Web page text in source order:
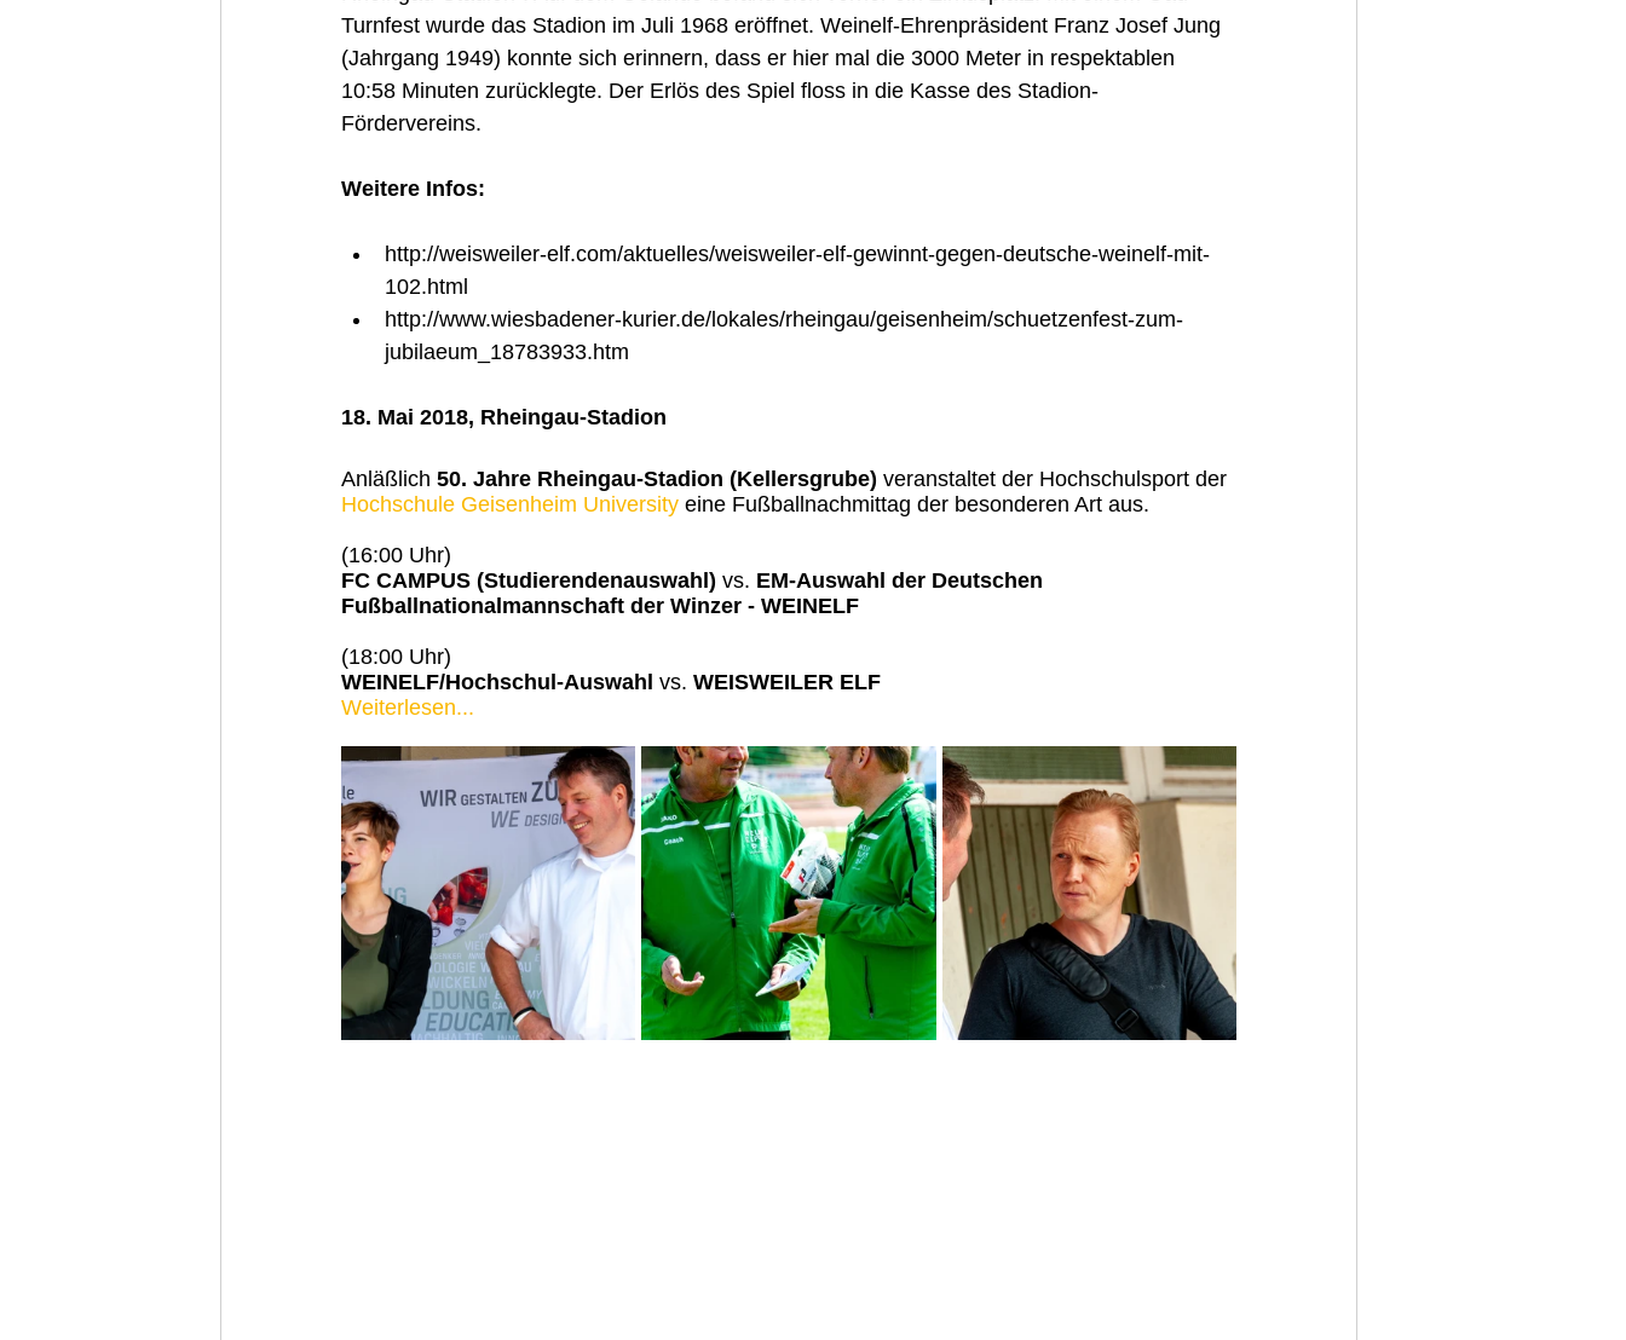
Turnfest wurde das Stadion im Juli 1968 eröffnet. Weinelf-Ehrenpräsident Franz Josef Jung
(Jahrgang 1949) konnte sich erinnern, dass er hier mal die 3000 Meter in respektablen
10:58 Minuten zurücklegte. Der Erlös des Spiel floss in die Kasse des Stadion-
Fördervereins.
Weitere Infos:
http://weisweiler-elf.com/aktuelles/weisweiler-elf-gewinnt-gegen-deutsche-weinelf-mit-
102.html
http://www.wiesbadener-kurier.de/lokales/rheingau/geisenheim/schuetzenfest-zum-
jubilaeum_18783933.htm
18. Mai 2018, Rheingau-Stadion
Anläßlich 50. Jahre Rheingau-Stadion (Kellersgrube) veranstaltet der Hochschulsport der
Hochschule Geisenheim University eine Fußballnachmittag der besonderen Art aus.
(16:00 Uhr)
FC CAMPUS (Studierendenauswahl) vs. EM-Auswahl der Deutschen
Fußballnationalmannschaft der Winzer - WEINELF
(18:00 Uhr)
WEINELF/Hochschul-Auswahl vs. WEISWEILER ELF
Weiterlesen...